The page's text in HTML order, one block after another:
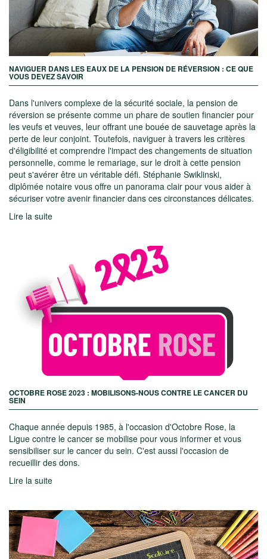
NAVIGUER DANS LES EAUX DE LA PENSION DE RÉVERSION : CE QUE
VOUS DEVEZ SAVOIR
Dans l'univers complexe de la sécurité sociale, la pension de
réversion se présente comme un phare de soutien financier pour
les veufs et veuves, leur offrant une bouée de sauvetage après la
perte de leur conjoint. Toutefois, naviguer à travers les critères
d'éligibilité et comprendre l'impact des changements de situation
personnelle, comme le remariage, sur le droit à cette pension
peut s'avérer être un véritable défi. Stéphanie Swiklinski,
diplômée notaire vous offre un panorama clair pour vous aider à
sécuriser votre avenir financier dans ces circonstances délicates.
Lire la suite
OCTOBRE ROSE 2023 : MOBILISONS-NOUS CONTRE LE CANCER DU
SEIN
Chaque année depuis 1985, à l'occasion d'Octobre Rose, la
Ligue contre le cancer se mobilise pour vous informer et vous
sensibiliser sur le cancer du sein. C'est aussi l'occasion de
recueillir des dons.
Lire la suite